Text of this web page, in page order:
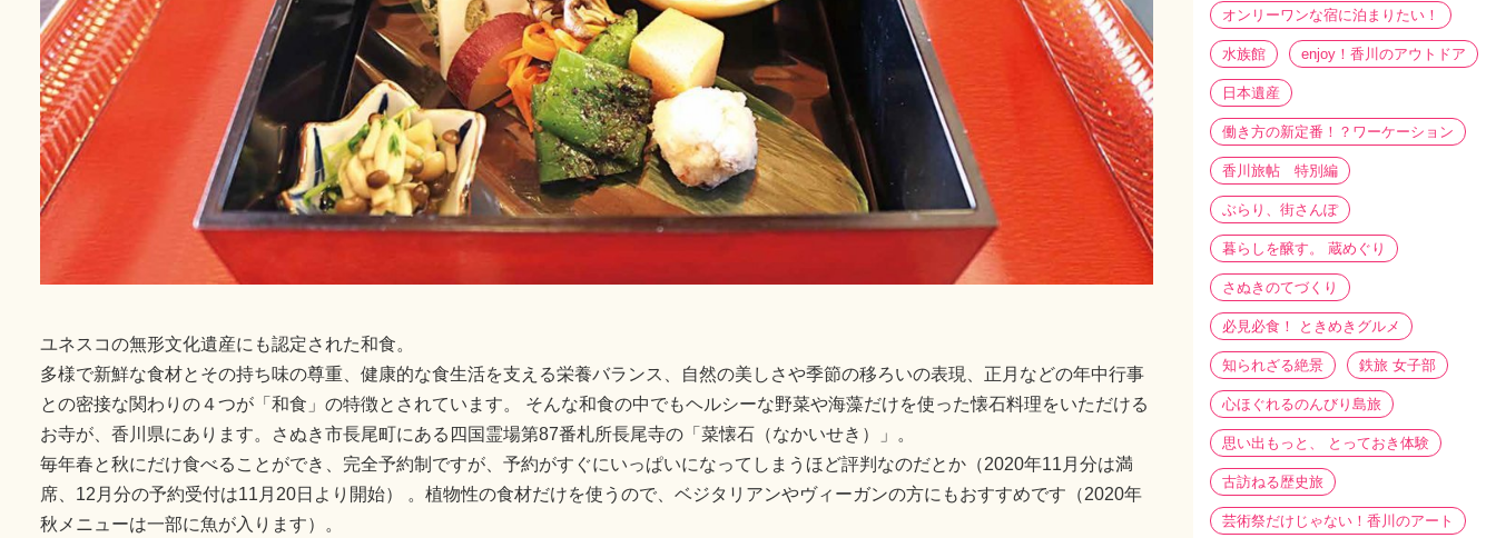
ユネスコの無形文化遺産にも認定された和食。
多様で新鮮な食材とその持ち味の尊重、健康的な食生活を支える栄養バランス、自然の美しさや季節の移ろいの表現、正月などの年中行事
との密接な関わりの４つが「和食」の特徴とされています。 そんな和食の中でもヘルシーな野菜や海藻だけを使った懐石料理をいただける
お寺が、香川県にあります。さぬき市長尾町にある四国霊場第87番札所長尾寺の「菜懐石（なかいせき）」。
毎年春と秋にだけ食べることができ、完全予約制ですが、予約がすぐにいっぱいになってしまうほど評判なのだとか（2020年11月分は満
席、12月分の予約受付は11月20日より開始） 。植物性の食材だけを使うので、ベジタリアンやヴィーガンの方にもおすすめです（2020年
秋メニューは一部に魚が入ります）。
オンリーワンな宿に泊まりたい！
水族館 enjoy！香川のアウトドア
日本遺産
働き方の新定番！？ワーケーション
香川旅帖 特別編
ぶらり、街さんぽ
暮らしを醸す。 蔵めぐり
さぬきのてづくり
必見必食！ ときめきグルメ
知られざる絶景 鉄旅 女子部
心ほぐれるのんびり島旅
思い出もっと、 とっておき体験
古訪ねる歴史旅
芸術祭だけじゃない！香川のアート